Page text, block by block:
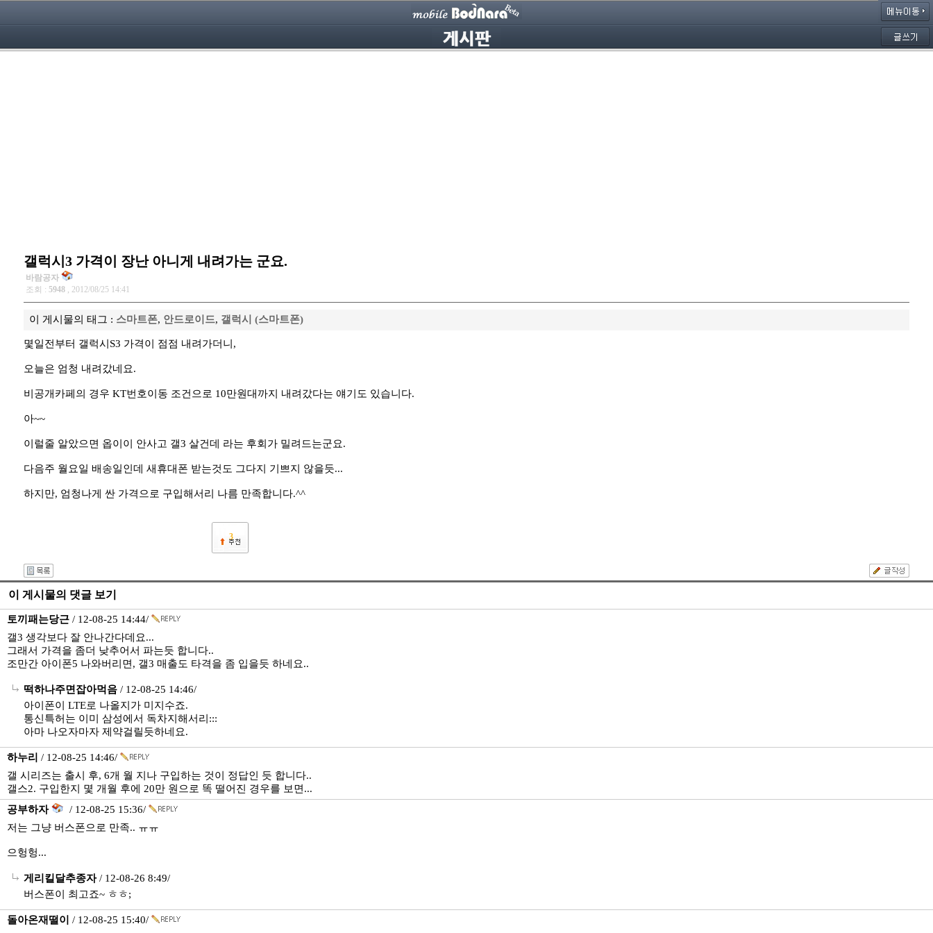
갤럭시3 가격이 장난 아니게 내려가는 군요.
바람공자
조회 : 5948 , 2012/08/25 14:41
이 게시물의 태그 : 스마트폰, 안드로이드, 갤럭시 (스마트폰)
몇일전부터 갤럭시S3 가격이 점점 내려가더니,
오늘은 엄청 내려갔네요.
비공개카페의 경우 KT번호이동 조건으로 10만원대까지 내려갔다는 얘기도 있습니다.
아~~
이럴줄 알았으면 옵이이 안사고 갤3 살건데 라는 후회가 밀려드는군요.
다음주 월요일 배송일인데 새휴대폰 받는것도 그다지 기쁘지 않을듯...
하지만, 엄청나게 싼 가격으로 구입해서리 나름 만족합니다.^^
3
이 게시물의 댓글 보기
토끼패는당근 / 12-08-25 14:44/
갤3 생각보다 잘 안나간다데요...
그래서 가격을 좀더 낮추어서 파는듯 합니다..
조만간 아이폰5 나와버리면, 갤3 매출도 타격을 좀 입을듯 하네요..
떡하나주면잡아먹음 / 12-08-25 14:46/
아이폰이 LTE로 나올지가 미지수죠.
통신특허는 이미 삼성에서 독차지해서리:::
아마 나오자마자 제약걸릴듯하네요.
하누리 / 12-08-25 14:46/
갤 시리즈는 출시 후, 6개 월 지나 구입하는 것이 정답인 듯 합니다..
갤스2. 구입한지 몇 개월 후에 20만 원으로 똑 떨어진 경우를 보면...
공부하자
/ 12-08-25 15:36/
저는 그냥 버스폰으로 만족.. ㅠㅠ
으헝헝...
게리킬달추종자/ 12-08-26 8:49/
버스폰이 최고죠~ ㅎㅎ;
돌아온재떨이
/ 12-08-25 15:40/